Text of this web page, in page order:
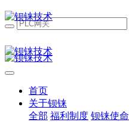
首页
关于钡铼
全部 福利制度 钡铼使命